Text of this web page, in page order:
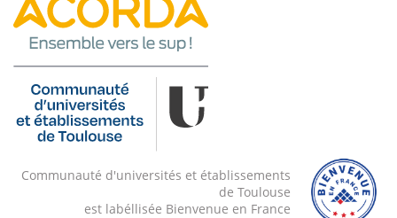
Communauté d'universités et établissements
de Toulouse
est labéllisée Bienvenue en France